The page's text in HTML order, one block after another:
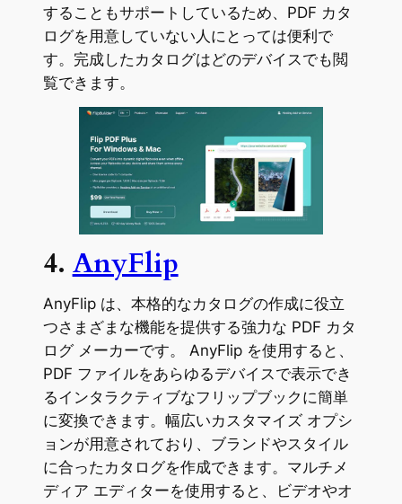
することもサポートしているため、PDF カタ
ログを用意していない人にとっては便利で
す。完成したカタログはどのデバイスでも閲
覧できます。
4. AnyFlip
AnyFlip は、本格的なカタログの作成に役立
つさまざまな機能を提供する強力な PDF カタ
ログ メーカーです。 AnyFlip を使用すると、
PDF ファイルをあらゆるデバイスで表示でき
るインタラクティブなフリップブックに簡単
に変換できます。幅広いカスタマイズ オプシ
ョンが用意されており、ブランドやスタイル
に合ったカタログを作成できます。マルチメ
ディア エディターを使用すると、ビデオやオ